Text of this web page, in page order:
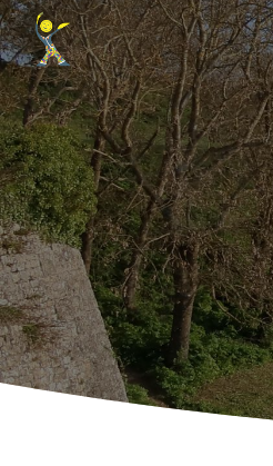
Panneau de gestion des cookies